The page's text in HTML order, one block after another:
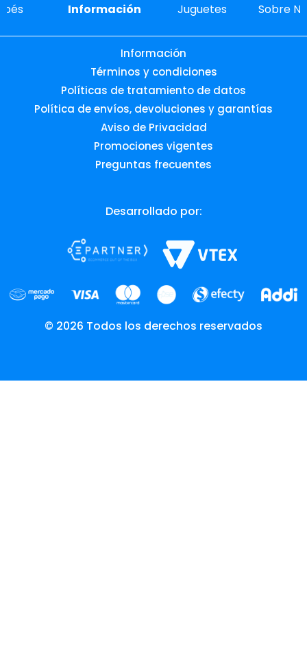
Información Juguetes Sobre
Información
Términos y condiciones
Políticas de tratamiento de datos
Política de envíos, devoluciones y garantías
Aviso de Privacidad
Promociones vigentes
Preguntas frecuentes
Desarrollado por:
© 2026 Todos los derechos reservados